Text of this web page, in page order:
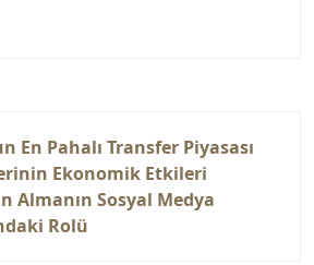
En Pahalı Transfer Piyasası
Ekonomik Etkileri
Almanın Sosyal Medya
Rolü